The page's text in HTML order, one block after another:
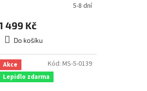
5-8 dní
499 Kč
Do košíku
Akce
Lepidlo zdarma
Kód: MS-5-0139